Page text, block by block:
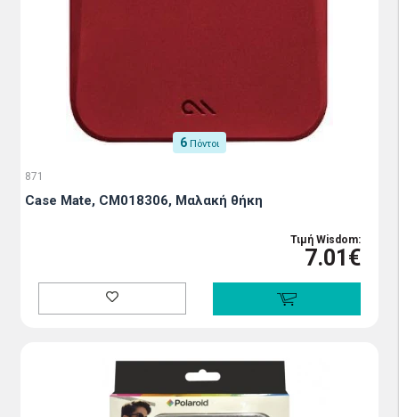
6 Πόντοι
871
Case Mate, CM018306, Μαλακή θήκη
Τιμή Wisdom:
7.01€